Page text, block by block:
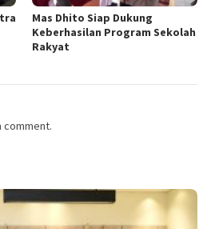
Mas Dhito Siap Dukung
Keberhasilan Program Sekolah
Rakyat
comment.